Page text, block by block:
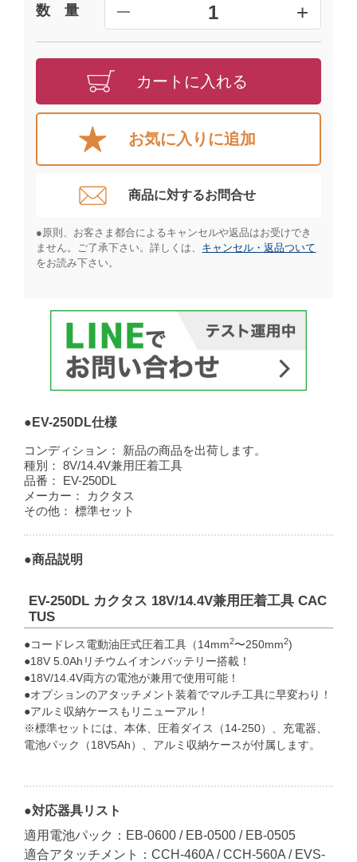
数 量 ━ 1 +
カートに入れる
お気に入りに追加
商品に対するお問合せ​
●原則、お客さま都合によるキャンセルや返品はお受けでき
ません。ご了承下さい。詳しくは、 キャンセル・返品ついて
をお読み下さい。​
●EV-250DL仕様
コンディション：
新品の商品を出荷します。
種別：
8V/14.4V兼用圧着工具
品番：
EV-250DL
メーカー：
カクタス
その他：
標準セット
●商品説明
EV-250DL カクタス 18V/14.4V兼用圧着工具 CAC
TUS
●コードレス電動油圧式圧着工具（14mm2〜250mm2)
●18V 5.0Ahリチウムイオンバッテリー搭載！
●18V/14.4V両方の電池が兼用で使用可能！
●オプションのアタッチメント装着でマルチ工具に早変わり！
●アルミ収納ケースもリニューアル！
※標準セットには、本体、圧着ダイス（14-250）、充電器、
電池パック（18V5Ah）、アルミ収納ケースが付属します。
●対応器具リスト
適用電池パック：EB-0600 / EB-0500 / EB-0505
適合アタッチメント：CCH-460A / CCH-560A / EVS-